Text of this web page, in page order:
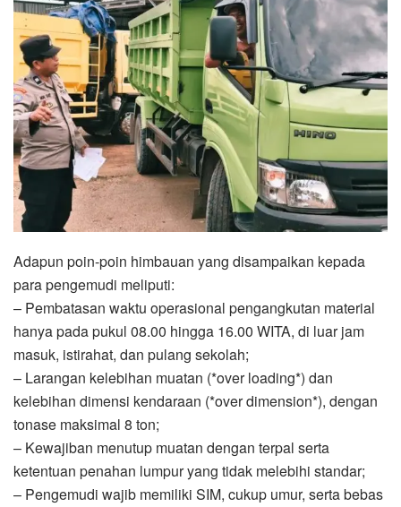
Adapun poin-poin himbauan yang disampaikan kepada
para pengemudi meliputi:
– Pembatasan waktu operasional pengangkutan material
hanya pada pukul 08.00 hingga 16.00 WITA, di luar jam
masuk, istirahat, dan pulang sekolah;
– Larangan kelebihan muatan (*over loading*) dan
kelebihan dimensi kendaraan (*over dimension*), dengan
tonase maksimal 8 ton;
– Kewajiban menutup muatan dengan terpal serta
ketentuan penahan lumpur yang tidak melebihi standar;
– Pengemudi wajib memiliki SIM, cukup umur, serta bebas